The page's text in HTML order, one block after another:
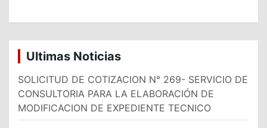
Ultimas Noticias
SOLICITUD DE COTIZACION N° 269- SERVICIO DE
CONSULTORIA PARA LA ELABORACIÓN DE
MODIFICACION DE EXPEDIENTE TECNICO